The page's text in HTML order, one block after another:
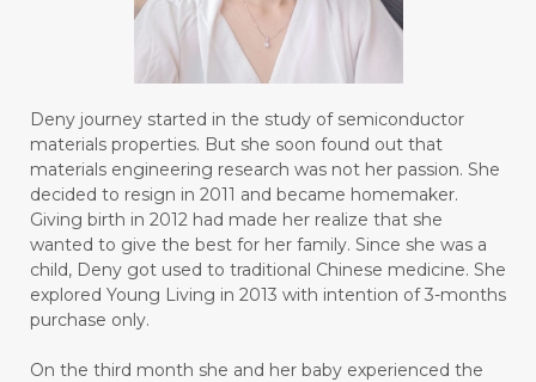
#BULAN HANTU
#BULANAN
#BUSINESS
#BUSTER
#CALM
#CALMING
#CANE #CAP
#CAPEK
#carasehatalami
#CAREER
#CARROT SEED
#CARVACROL
#CARVONE
#CEDARWOOD
#CEGAH
#CHANGE
#CHARCOAL BAR SOAP
Deny journey started in the study of semiconductor
materials properties. But she soon found out that
materials engineering research was not her passion. She
decided to resign in 2011 and became homemaker.
Giving birth in 2012 had made her realize that she
wanted to give the best for her family. Since she was a
child, Deny got used to traditional Chinese medicine. She
explored Young Living in 2013 with intention of 3-months
purchase only.
On the third month she and her baby experienced the